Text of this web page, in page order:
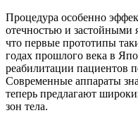
Процедура особенно
отечностью и застойными
что первые прототипы
годах прошлого века в
реабилитации пациентов
Современные аппараты
теперь предлагают
зон тела.